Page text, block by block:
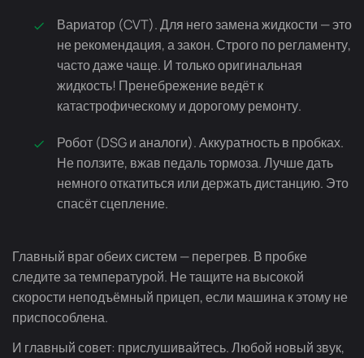
Вариатор (CVT). Для него замена жидкости — это
не рекомендация, а закон. Строго по регламенту,
часто даже чаще. И только оригинальная
жидкость! Пренебрежение ведёт к
катастрофическому и дорогому ремонту.
Робот (DSG и аналоги). Аккуратность в пробках.
Не ползите, вжав педаль тормоза. Лучше дать
немного откатиться или держать дистанцию. Это
спасёт сцепление.
Главный враг обеих систем — перегрев. В пробке
следите за температурой. Не тащите на высокой
скорости неподъёмный прицеп, если машина к этому не
приспособлена.
И главный совет: прислушивайтесь. Любой новый звук,